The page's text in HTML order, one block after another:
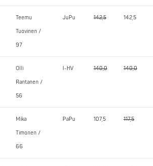
Teemu
Tuovinen /
97
JuPu 142,5 142,5
Olli
Rantanen /
56
I-HV 140,0 140,0
Mika
Timonen /
66
PaPu 107,5 117,5